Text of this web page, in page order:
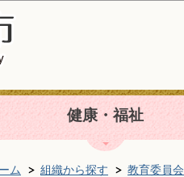
健康・福祉
ム 組織から探す 教育委員会